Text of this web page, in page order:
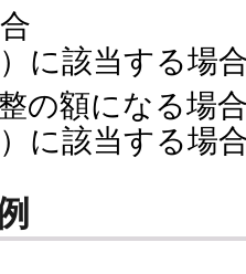
に該当する場
の額になる場
に該当する場